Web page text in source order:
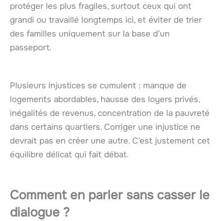
protéger les plus fragiles, surtout ceux qui ont
grandi ou travaillé longtemps ici, et éviter de trier
des familles uniquement sur la base d’un
passeport.
Plusieurs injustices se cumulent : manque de
logements abordables, hausse des loyers privés,
inégalités de revenus, concentration de la pauvreté
dans certains quartiers. Corriger une injustice ne
devrait pas en créer une autre. C’est justement cet
équilibre délicat qui fait débat.
Comment en parler sans casser le
dialogue ?